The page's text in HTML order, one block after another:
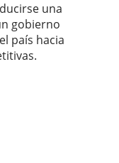
una
gobierno
país hacia